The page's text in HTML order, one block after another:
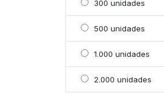
Selecionar 300
300 unidades
Selecionar 500
500 unidades
Selecionar 1000
1.000 unidades
Selecionar 2000
2.000 unidades